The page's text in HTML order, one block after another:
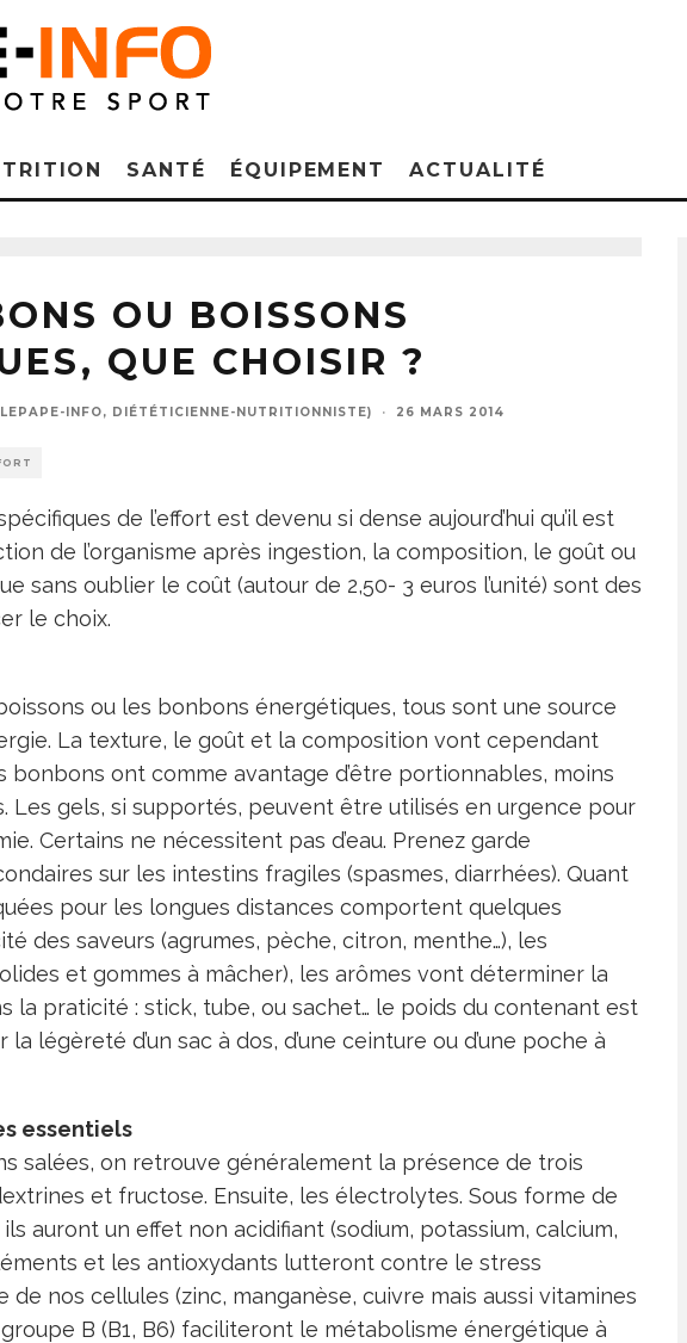
SANTÉ ÉQUIPEMENT ACTUALITÉ
OU BOISSONS
QUE CHOISIR ?
INFO, DIÉTÉTICIENNE-NUTRITIONNISTE) · 26 MARS 2014
de l’effort est devenu si dense aujourd’hui qu’il est
de l’organisme après ingestion, la composition, le goût ou
sans oublier le coût (autour de 2,50- 3 euros l’unité) sont des
le choix.
ou les bonbons énergétiques, tous sont une source
La texture, le goût et la composition vont cependant
bonbons ont comme avantage d’être portionnables, moins
gels, si supportés, peuvent être utilisés en urgence pour
Certains ne nécessitent pas d’eau. Prenez garde
sur les intestins fragiles (spasmes, diarrhées). Quant
pour les longues distances comportent quelques
des saveurs (agrumes, pèche, citron, menthe…), les
et gommes à mâcher), les arômes vont déterminer la
la praticité : stick, tube, ou sachet… le poids du contenant est
légèreté d’un sac à dos, d’une ceinture ou d’une poche à
essentiels
salées, on retrouve généralement la présence de trois
et fructose. Ensuite, les électrolytes. Sous forme de
auront un effet non acidifiant (sodium, potassium, calcium,
et les antioxydants lutteront contre le stress
de nos cellules (zinc, manganèse, cuivre mais aussi vitamines
B (B1, B6) faciliteront le métabolisme énergétique à